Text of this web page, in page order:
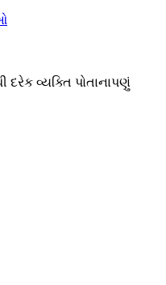
દરેક વ્યક્તિ પોતાનાપણું